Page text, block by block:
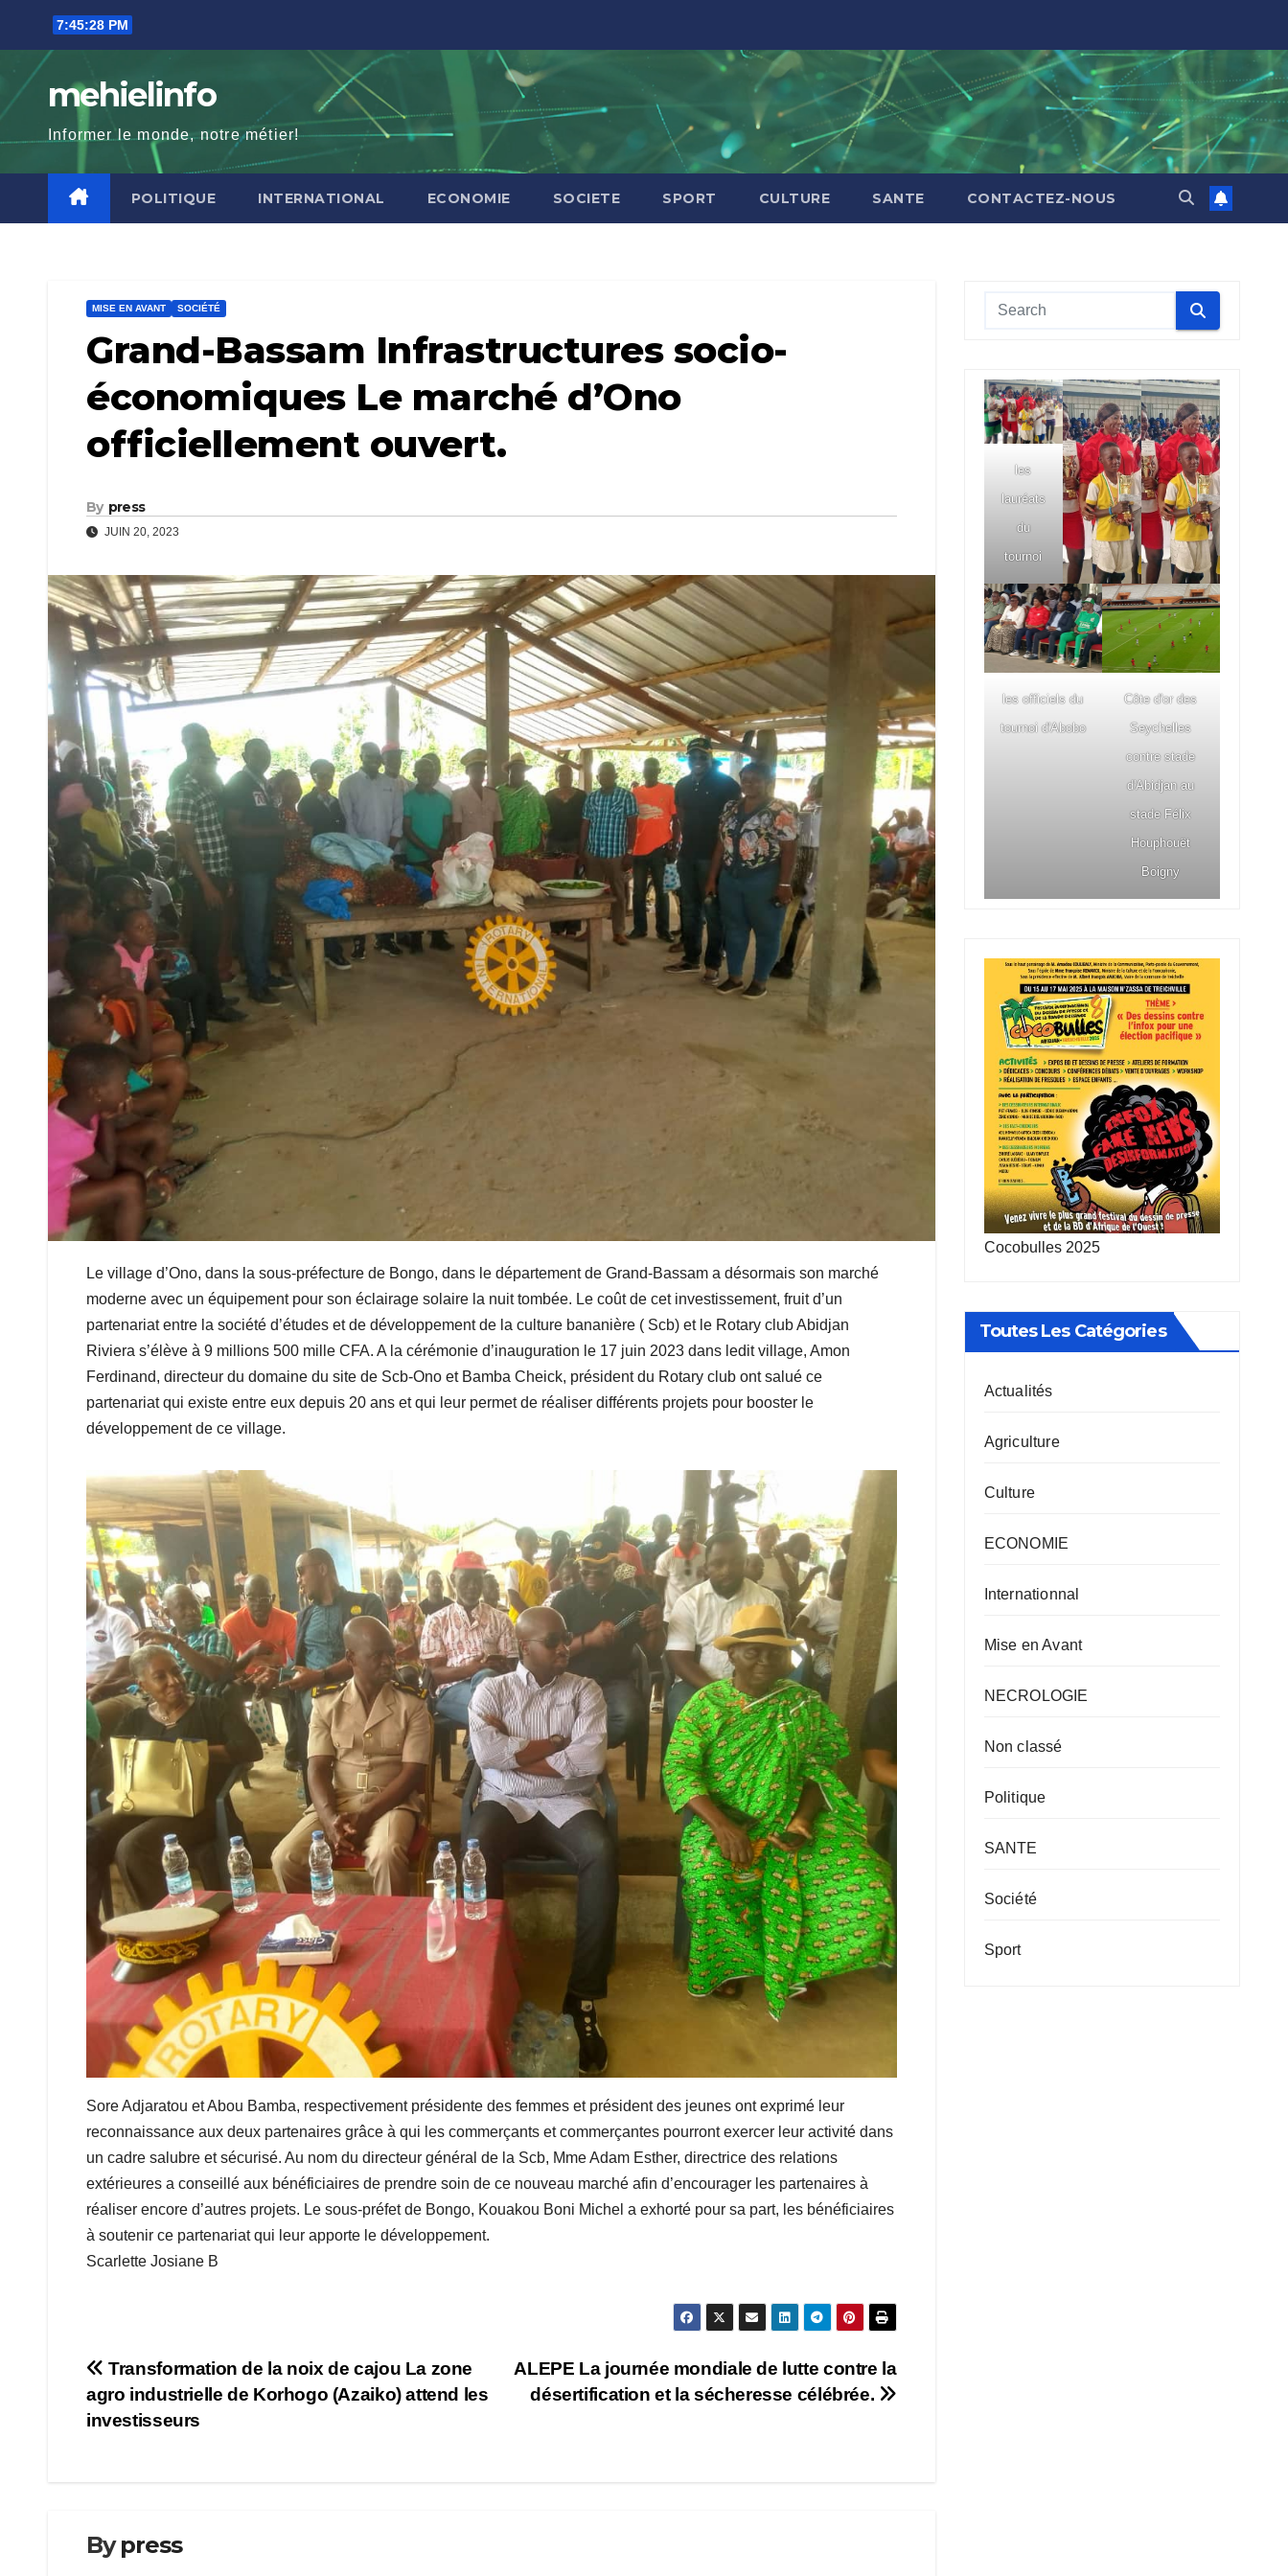
content
7:45:30 PM
mehielinfo
Informer le monde, notre métier!
POLITIQUE INTERNATIONAL ECONOMIE SOCIETE SPORT CULTURE SANTE CONTACTEZ-NOUS
MISE EN AVANT SOCIÉTÉ
Grand-Bassam Infrastructures socio-
économiques Le marché d’Ono
officiellement ouvert.
By press
JUIN 20, 2023
Le village d’Ono, dans la sous-préfecture de Bongo, dans le département de Grand-Bassam a désormais son marché
moderne avec un équipement pour son éclairage solaire la nuit tombée. Le coût de cet investissement, fruit d’un
partenariat entre la société d’études et de développement de la culture bananière ( Scb) et le Rotary club Abidjan
Riviera s’élève à 9 millions 500 mille CFA. A la cérémonie d’inauguration le 17 juin 2023 dans ledit village, Amon
Ferdinand, directeur du domaine du site de Scb-Ono et Bamba Cheick, président du Rotary club ont salué ce
partenariat qui existe entre eux depuis 20 ans et qui leur permet de réaliser différents projets pour booster le
développement de ce village.
Sore Adjaratou et Abou Bamba, respectivement présidente des femmes et président des jeunes ont exprimé leur
reconnaissance aux deux partenaires grâce à qui les commerçants et commerçantes pourront exercer leur activité dans
un cadre salubre et sécurisé. Au nom du directeur général de la Scb, Mme Adam Esther, directrice des relations
extérieures a conseillé aux bénéficiaires de prendre soin de ce nouveau marché afin d’encourager les partenaires à
réaliser encore d’autres projets. Le sous-préfet de Bongo, Kouakou Boni Michel a exhorté pour sa part, les bénéficiaires
à soutenir ce partenariat qui leur apporte le développement.
Scarlette Josiane B
Navigation
de
ALEPE La journée mondiale de lutte contre la
désertification et la sécheresse célébrée.
Transformation de la noix de cajou La zone
agro industrielle de Korhogo (Azaiko) attend les
investisseurs
Bypress
les
lauréats
du
tournoi
les officiels du
tournoi d'Abobo
Côte d'or des
Seychelles
contre stade
d'Abidjan au
stade Félix
Houphouët
Boigny
Cocobulles 2025
Toutes Les Catégories
Actualités
Agriculture
Culture
ECONOMIE
Internationnal
Mise en Avant
NECROLOGIE
Non classé
Politique
SANTE
Société
Sport